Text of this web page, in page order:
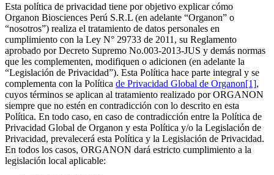
Esta política de privacidad tiene por objetivo explicar cómo
Organon Biosciences Perú S.R.L (en adelante “Organon” o
“nosotros”) realiza el tratamiento de datos personales en
cumplimiento con la Ley N° 29733 de 2011, su Reglamento
aprobado por Decreto Supremo No.003-2013-JUS y demás normas
que les complementen, modifiquen o adicionen (en adelante la
“Legislación de Privacidad”). Esta Política hace parte integral y se
complementa con la Política de Privacidad Global de Organon[1],
cuyos términos se aplican al tratamiento realizado por ORGANON
siempre que no estén en contradicción con lo descrito en esta
Política. En todo caso, en caso de contradicción entre la Política de
Privacidad Global de Organon y esta Política y/o la Legislación de
Privacidad, prevalecerá esta Política y la Legislación de Privacidad.
En todos los casos, ORGANON dará estricto cumplimiento a la
legislación local aplicable: